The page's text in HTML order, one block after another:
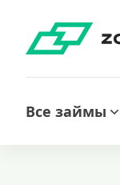
Все займы